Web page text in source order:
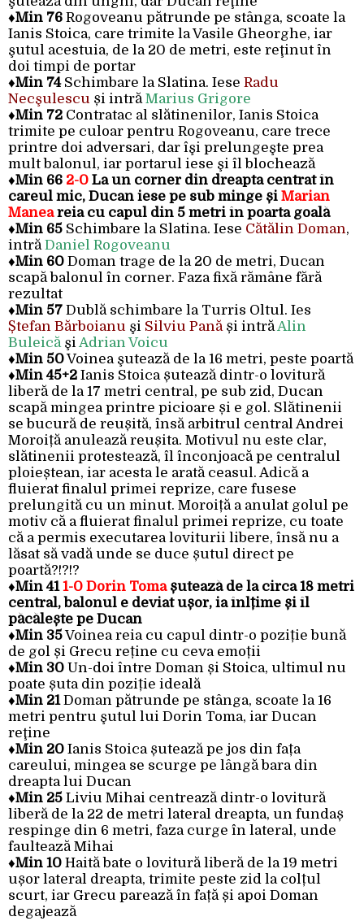
♦Min 76 Rogoveanu pătrunde pe stânga, scoate la
Ianis Stoica, care trimite la Vasile Gheorghe, iar
şutul acestuia, de la 20 de metri, este reţinut în
doi timpi de portar
♦Min 74Schimbare la Slatina. Iese Radu
Necşulescu și intrăMarius Grigore
♦Min 72 Contratac al slătinenilor, Ianis Stoica
trimite pe culoar pentru Rogoveanu, care trece
printre doi adversari, dar îşi prelungeşte prea
mult balonul, iar portarul iese şi îl blochează
♦Min 66 2-0 La un corner din dreapta centrat în
careul mic, Ducan iese pe sub minge și Marian
Maneareia cu capul din 5 metri în poarta goală
♦Min 65 Schimbare la Slatina. Iese Cătălin Doman,
intrăDaniel Rogoveanu
♦Min 60 Doman trage de la 20 de metri, Ducan
scapă balonul în corner. Faza fixă rămâne fără
rezultat
♦Min 57 Dublă schimbare la Turris Oltul. Ies
Ștefan Bărboianu şi Silviu Panăși intrăAlin
Buleicăşi Adrian Voicu
♦Min 50Voinea şutează de la 16 metri, peste poartă
♦Min 45+2 Ianis Stoica șutează dintr-o lovitură
liberă de la 17 metri central, pe sub zid, Ducan
scapă mingea printre picioare și e gol. Slătinenii
se bucură de reușită, însă arbitrul central Andrei
Moroiță anulează reușita. Motivul nu este clar,
slătinenii protestează, îl înconjoacă pe centralul
ploieștean, iar acesta le arată ceasul. Adică a
fluierat finalul primei reprize, care fusese
prelungită cu un minut. Moroiță a anulat golul pe
motiv că a fluierat finalul primei reprize, cu toate
că a permis executarea loviturii libere, însă nu a
lăsat să vadă unde se duce șutul direct pe
poartă?!?!?
♦Min 411-0 Dorin Tomașutează de la circa 18 metri
central, balonul e deviat ușor, ia înlțime și îl
păcălește pe Ducan
♦Min 35Voinea reia cu capul dintr-o poziție bună
de gol și Grecu reține cu ceva emoții
♦Min 30 Un-doi între Doman și Stoica, ultimul nu
poate șuta din poziție ideală
♦Min 21Doman pătrunde pe stânga, scoate la 16
metri pentru şutul lui Dorin Toma, iar Ducan
reţine
♦Min 20 Ianis Stoica șutează pe jos din fața
careului, mingea se scurge pe lângă bara din
dreapta lui Ducan
♦Min 25 Liviu Mihai centrează dintr-o lovitură
liberă de la 22 de metri lateral dreapta, un fundaș
respinge din 6 metri, faza curge în lateral, unde
faultează Mihai
♦Min 10 Haită bate o lovitură liberă de la 19 metri
ușor lateral dreapta, trimite peste zid la colțul
scurt, iar Grecu parează în față și apoi Doman
degajează